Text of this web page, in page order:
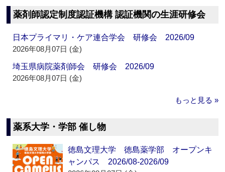
薬剤師認定制度認証機構 認証機関の生涯研修会
日本プライマリ・ケア連合学会 研修会 2026/09
2026年08月07日 (金)
埼玉県病院薬剤師会 研修会 2026/09
2026年08月07日 (金)
もっと見る »
薬系大学・学部 催し物
徳島文理大学 徳島薬学部 オープンキ
ャンパス 2026/08-2026/09